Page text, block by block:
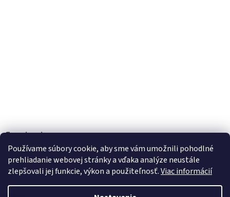
Používame súbory cookie, aby sme vám umožnili pohodlné
prehliadanie webovej stránky a vďaka analýze neustále
zlepšovali jej funkcie, výkon a použiteľnosť.Viac informácií
Facebook
Vytvoril Shoptet